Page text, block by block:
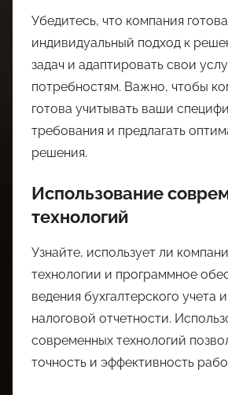
Убедитесь, что компания
индивидуальный подход к
задач и адаптировать свои
потребностям. Важно, чтобы
готова учитывать ваши
требования и предлагать
решения.
Использование
технологий
Узнайте, использует ли
технологии и программное
ведения бухгалтерского учета
налоговой отчетности.
современных технологий
точность и эффективность